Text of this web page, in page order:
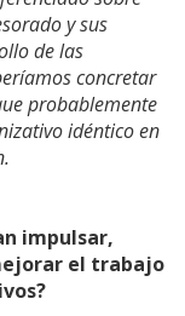
y sus
de las
concretar
probablemente
idéntico en
impulsar,
el trabajo